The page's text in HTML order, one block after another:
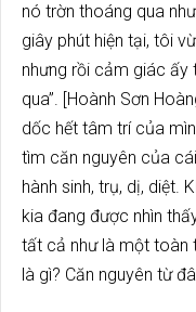
nó trờn thoáng qua
giây phút hiện tại, tôi
nhưng rồi cảm giác
qua”. [Hoành Sơn
dốc hết tâm trí của
tìm căn nguyên của
hành sinh, trụ, dị, diệt.
kia đang được nhìn
tất cả như là một toàn
là gì? Căn nguyên từ